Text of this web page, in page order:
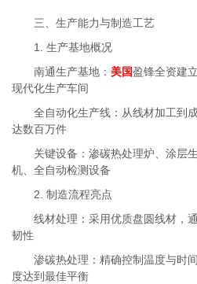
三、生产能力与制造工艺
1. 生产基地概况
南通生产基地： 美国盈锋全资建
现代化生产车间
全自动化生产线：从线材加工到
达数百万件
关键设备：渗碳热处理炉、涂层
机、全自动检测设备
2. 制造流程亮点
线材处理：采用优质盘圆线材，
韧性
渗碳热处理：精确控制温度与时
度达到最佳平衡